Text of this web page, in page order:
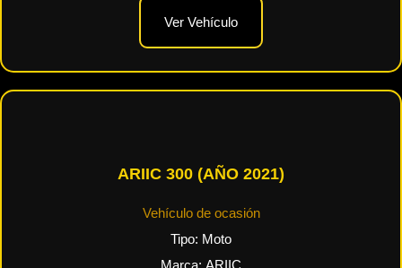
Ver Vehículo
ARIIC 300 (AÑO 2021)
Vehículo de ocasión
Tipo: Moto